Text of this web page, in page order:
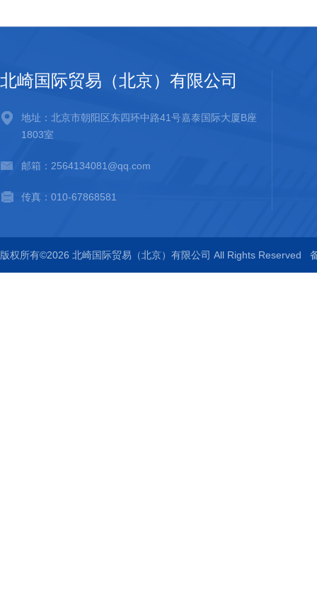
北崎国际贸易（北京）有限公司
地址：北京市朝阳区东四环中路41号嘉泰国际大厦B座
1803室
邮箱：2564134081@qq.com
传真：010-67868581
版权所有©2026 北崎国际贸易（北京）有限公司 All Rights Reserved